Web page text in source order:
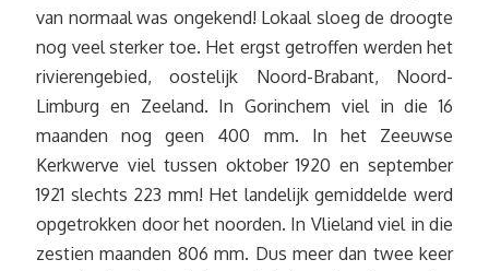
van normaal was ongekend! Lokaal sloeg de droogte
nog veel sterker toe. Het ergst getroffen werden het
rivierengebied, oostelijk Noord-Brabant, Noord-
Limburg en Zeeland. In Gorinchem viel in die 16
maanden nog geen 400 mm. In het Zeeuwse
Kerkwerve viel tussen oktober 1920 en september
1921 slechts 223 mm! Het landelijk gemiddelde werd
opgetrokken door het noorden. In Vlieland viel in die
zestien maanden 806 mm. Dus meer dan twee keer